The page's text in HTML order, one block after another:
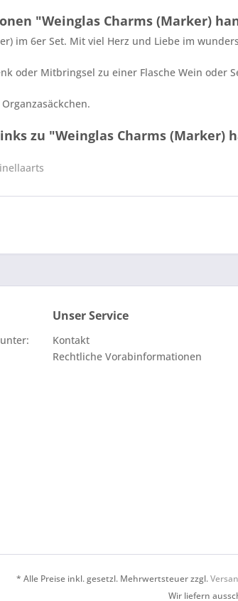
"Weinglas Charms (Marker)
im 6er Set. Mit viel Herz und Liebe im
oder Mitbringsel zu einer Flasche Wein oder
zu "Weinglas Charms (Marker)
Unser Service
Kontakt
Rechtliche Vorabinformationen
* Alle Preise inkl. gesetzl. Mehrwertsteuer zzgl.
Wir liefern